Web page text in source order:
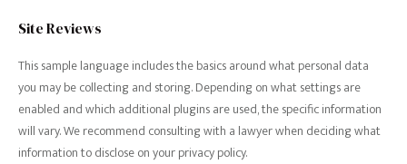
Site Reviews
This sample language includes the basics around what personal data
you may be collecting and storing. Depending on what settings are
enabled and which additional plugins are used, the specific information
will vary. We recommend consulting with a lawyer when deciding what
information to disclose on your privacy policy.